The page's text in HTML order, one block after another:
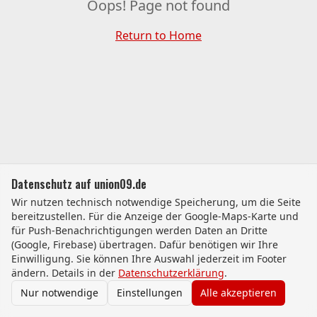
Oops! Page not found
Return to Home
Datenschutz auf union09.de
Wir nutzen technisch notwendige Speicherung, um die Seite
bereitzustellen. Für die Anzeige der Google-Maps-Karte und
für Push-Benachrichtigungen werden Daten an Dritte
(Google, Firebase) übertragen. Dafür benötigen wir Ihre
Einwilligung. Sie können Ihre Auswahl jederzeit im Footer
ändern. Details in der Datenschutzerklärung.
Nur notwendige
Einstellungen Alle akzeptieren